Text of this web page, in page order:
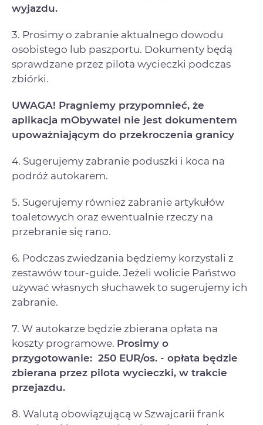
wyjazdu.
3. Prosimy o zabranie aktualnego dowodu
osobistego lub paszportu. Dokumenty będą
sprawdzane przez pilota wycieczki podczas
zbiórki.
UWAGA! Pragniemy przypomnieć, że
aplikacja mObywatel nie jest dokumentem
upoważniającym do przekroczenia granicy
4. Sugerujemy zabranie poduszki i koca na
podróż autokarem.
5. Sugerujemy również zabranie artykułów
toaletowych oraz ewentualnie rzeczy na
przebranie się rano.
6. Podczas zwiedzania będziemy korzystali z
zestawów tour-guide. Jeżeli wolicie Państwo
używać własnych słuchawek to sugerujemy ich
zabranie.
7. W autokarze będzie zbierana opłata na
koszty programowe. Prosimy o
przygotowanie: 250 EUR/os. - opłata będzie
zbierana przez pilota wycieczki, w trakcie
przejazdu.
8. Walutą obowiązującą w Szwajcarii frank